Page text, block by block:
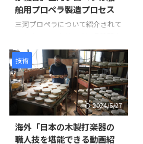
た仏像彫刻の技術と、3Dスキャ
ン・3Dプリントなどの現代技術
の工程 まず、仏師による木彫り
の原型制作から始まります。 仏
師は木材から仏像を一体ずつ丁寧
...
舶用プロペラ製造プロセス
三河プロペラについて紹介されて
に拠点を置き、1929年に設立さ
れて以来、90年以上にわたり船
舶用プロペラを製造しています。
製造プロセスは以下のように進み
ます。最初に砂型に砂を詰め、余
分なガスを抜いて準備します。そ
の後、砂型を反転させて次の工程
に備えます。 次に、インゴット
と呼ばれる金属塊を溶解炉に入れ
技術
2024/5/27
海外「日本の木製打楽器の
職人技を堪能できる動画紹